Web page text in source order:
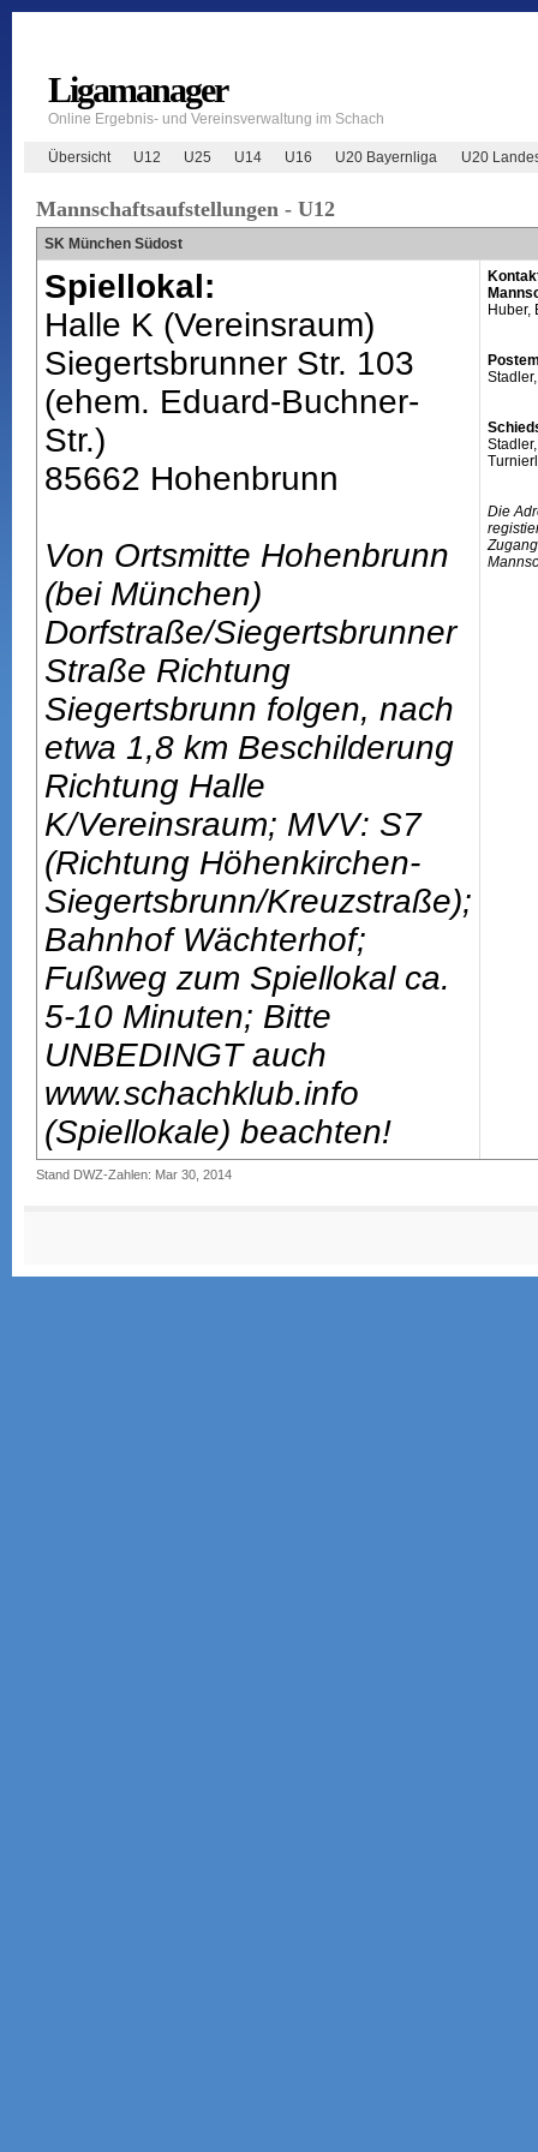
Ligamanager
Online Ergebnis- und Vereinsverwaltung im Schach
Übersicht U12 U25 U14 U16 U20 Bayernliga U20
Mannschaftsaufstellungen - U12
SK München Südost
Spiellokal:
Halle K (Vereinsraum)
Siegertsbrunner Str. 103
(ehem. Eduard-Buchner-
Str.)
85662 Hohenbrunn
Von Ortsmitte Hohenbrunn
(bei München)
Dorfstraße/Siegertsbrunner
Straße Richtung
Siegertsbrunn folgen, nach
etwa 1,8 km Beschilderung
Richtung Halle
K/Vereinsraum; MVV: S7
(Richtung Höhenkirchen-
Siegertsbrunn/Kreuzstraße);
Bahnhof Wächterhof;
Fußweg zum Spiellokal ca.
5-10 Minuten; Bitte
UNBEDINGT auch
www.schachklub.info
(Spiellokale) beachten!
Huber,
Die
Stand DWZ-Zahlen: Mar 30, 2014